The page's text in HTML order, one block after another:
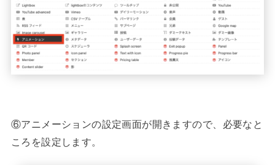
⑥アニメーションの設定画面が開きますので、必要なと
ころを設定します。